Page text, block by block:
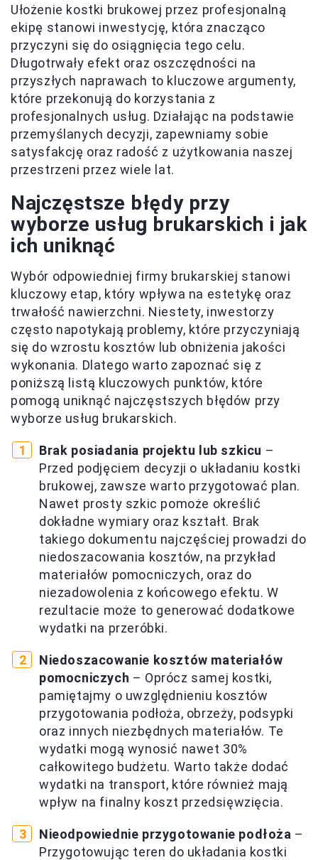
Ułożenie kostki brukowej przez profesjonalną
ekipę stanowi inwestycję, która znacząco
przyczyni się do osiągnięcia tego celu.
Długotrwały efekt oraz oszczędności na
przyszłych naprawach to kluczowe argumenty,
które przekonują do korzystania z
profesjonalnych usług. Działając na podstawie
przemyślanych decyzji, zapewniamy sobie
satysfakcję oraz radość z użytkowania naszej
przestrzeni przez wiele lat.
Najczęstsze błędy przy
wyborze usług brukarskich i jak
ich uniknąć
Wybór odpowiedniej firmy brukarskiej stanowi
kluczowy etap, który wpływa na estetykę oraz
trwałość nawierzchni. Niestety, inwestorzy
często napotykają problemy, które przyczyniają
się do wzrostu kosztów lub obniżenia jakości
wykonania. Dlatego warto zapoznać się z
poniższą listą kluczowych punktów, które
pomogą uniknąć najczęstszych błędów przy
wyborze usług brukarskich.
Brak posiadania projektu lub szkicu –
Przed podjęciem decyzji o układaniu kostki
brukowej, zawsze warto przygotować plan.
Nawet prosty szkic pomoże określić
dokładne wymiary oraz kształt. Brak
takiego dokumentu najczęściej prowadzi do
niedoszacowania kosztów, na przykład
materiałów pomocniczych, oraz do
niezadowolenia z końcowego efektu. W
rezultacie może to generować dodatkowe
wydatki na przeróbki.
Niedoszacowanie kosztów materiałów
pomocniczych – Oprócz samej kostki,
pamiętajmy o uwzględnieniu kosztów
przygotowania podłoża, obrzeży, podsypki
oraz innych niezbędnych materiałów. Te
wydatki mogą wynosić nawet 30%
całkowitego budżetu. Warto także dodać
wydatki na transport, które również mają
wpływ na finalny koszt przedsięwzięcia.
Nieodpowiednie przygotowanie podłoża –
Przygotowując teren do układania kostki